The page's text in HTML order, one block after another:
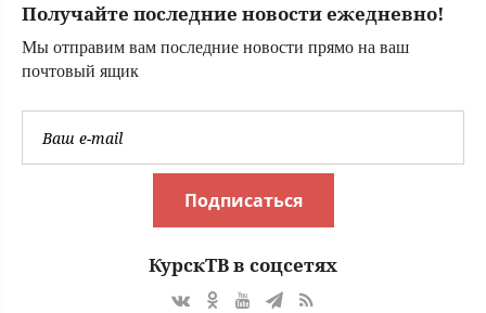
Новости на
Получайте последние новости ежедневно!
Мы отправим вам последние новости прямо на ваш
почтовый ящик
Подписаться
КурскТВ в соцсетях